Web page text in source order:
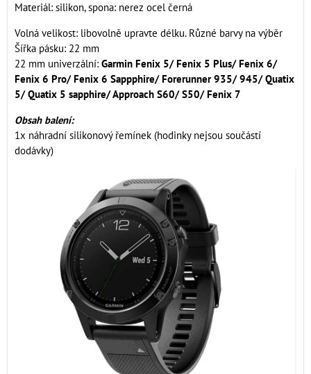
Materiál: silikon, spona: nerez ocel černá
Volná velikost: libovolně upravte délku. Různé barvy na výběr
Šířka pásku: 22 mm
22 mm univerzální: Garmin Fenix 5/ Fenix 5 Plus/ Fenix 6/
Fenix 6 Pro/ Fenix 6 Sappphire/ Forerunner 935/ 945/ Quatix
5/ Quatix 5 sapphire/ Approach S60/ S50/ Fenix 7
Obsah balení:
1x náhradní silikonový řemínek (hodinky nejsou součástí
dodávky)